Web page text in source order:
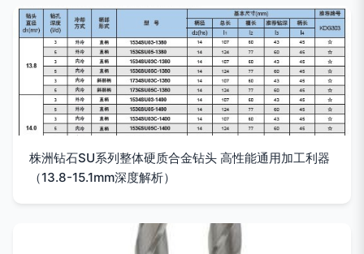
株洲钻石SU系列整体硬质合金钻头 高性能通用加工利器
（13.8-15.1mm深度解析）